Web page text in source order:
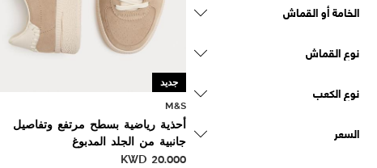
الخامة أو القماش
نوع القماش
نوع الكعب
السعر
جديد
M&S
أحذية رياضية بسطح مرتفع وتفاصيل
جانبية من الجلد المدبوغ
KWD 20.000